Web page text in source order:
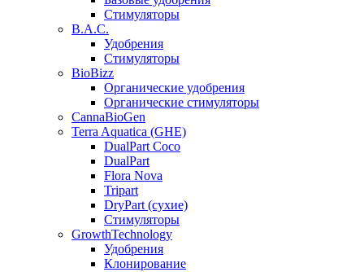
Стимуляторы
B.A.C.
Удобрения
Стимуляторы
BioBizz
Органические удобрения
Органические стимуляторы
CannaBioGen
Terra Aquatica (GHE)
DualPart Coco
DualPart
Flora Nova
Tripart
DryPart (сухие)
Стимуляторы
GrowthTechnology
Удобрения
Клонирование